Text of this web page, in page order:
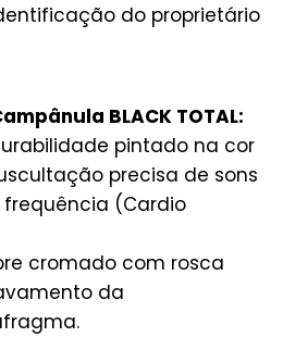
do proprietário
BLACK TOTAL:
pintado na cor
precisa de sons
(Cardio
cromado com rosca
da